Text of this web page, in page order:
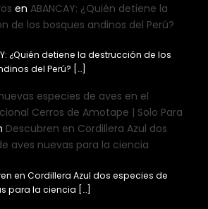
en ABANCAY: ¿Quién detiene la
de los bosques andinos del Perú?
¿Quién detiene la destrucción de los
del Perú? […]
especies de aves en el
Cerros de Amotape | Solo Para
Descubren en Cordillera Azul dos
aves nuevas para la ciencia
en Cordillera Azul dos especies de
para la ciencia […]